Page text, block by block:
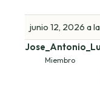
junio 12, 2026 a
Miembro